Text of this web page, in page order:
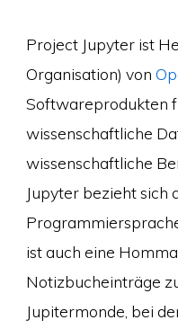
Project Jupyter ist
Organisation) von
Softwareprodukten
wissenschaftliche
wissenschaftliche
Jupyter bezieht sich
ist auch eine
Notizbucheinträge
Jupitermonde, bei